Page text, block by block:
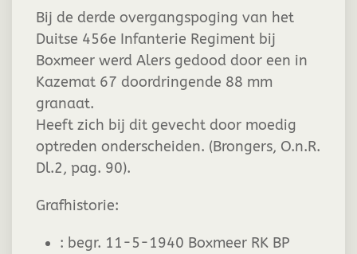
Bij de derde overgangspoging van het
Duitse 456e Infanterie Regiment bij
Boxmeer werd Alers gedood door een in
Kazemat 67 doordringende 88 mm
granaat.
Heeft zich bij dit gevecht door moedig
optreden onderscheiden. (Brongers, O.n.R.
Dl.2, pag. 90).
Grafhistorie:
: begr. 11-5-1940 Boxmeer RK BP